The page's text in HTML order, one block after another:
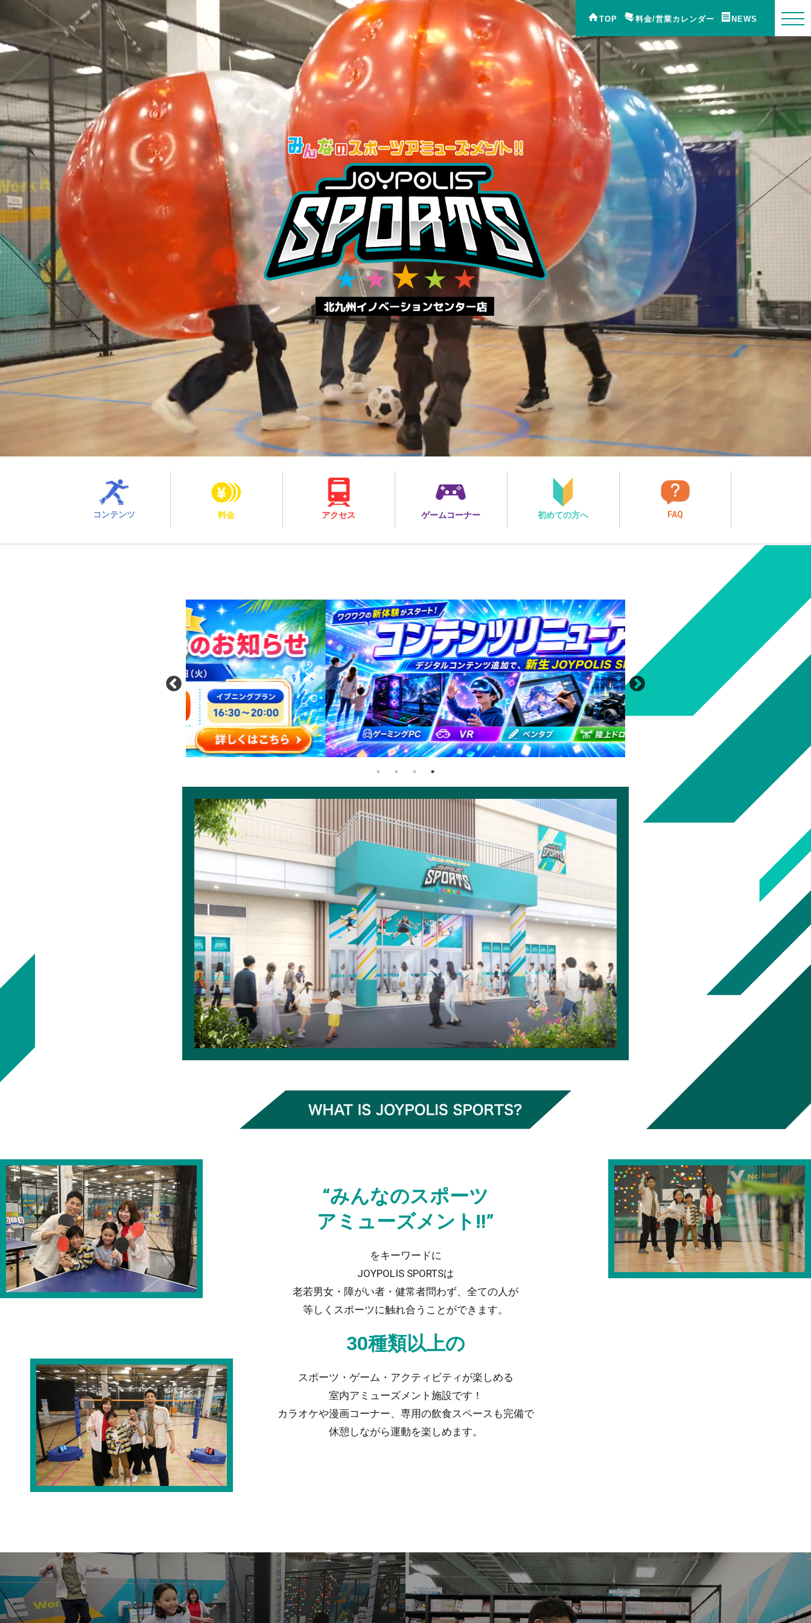
TOP 料金/営業カレンダー NEWS
コンテンツ 料金 アクセス ゲームコーナー 初めての方へ FAQ
“みんなのスポーツ
アミューズメント‼”
をキーワードに
JOYPOLIS SPORTSは
老若男女・障がい者・健常者問わず、全ての人が
等しくスポーツに触れ合うことができます。
30種類以上の
スポーツ・ゲーム・アクティビティが楽しめる
室内アミューズメント施設です！
カラオケや漫画コーナー、専用の飲食スペースも完備で
休憩しながら運動を楽しめます。